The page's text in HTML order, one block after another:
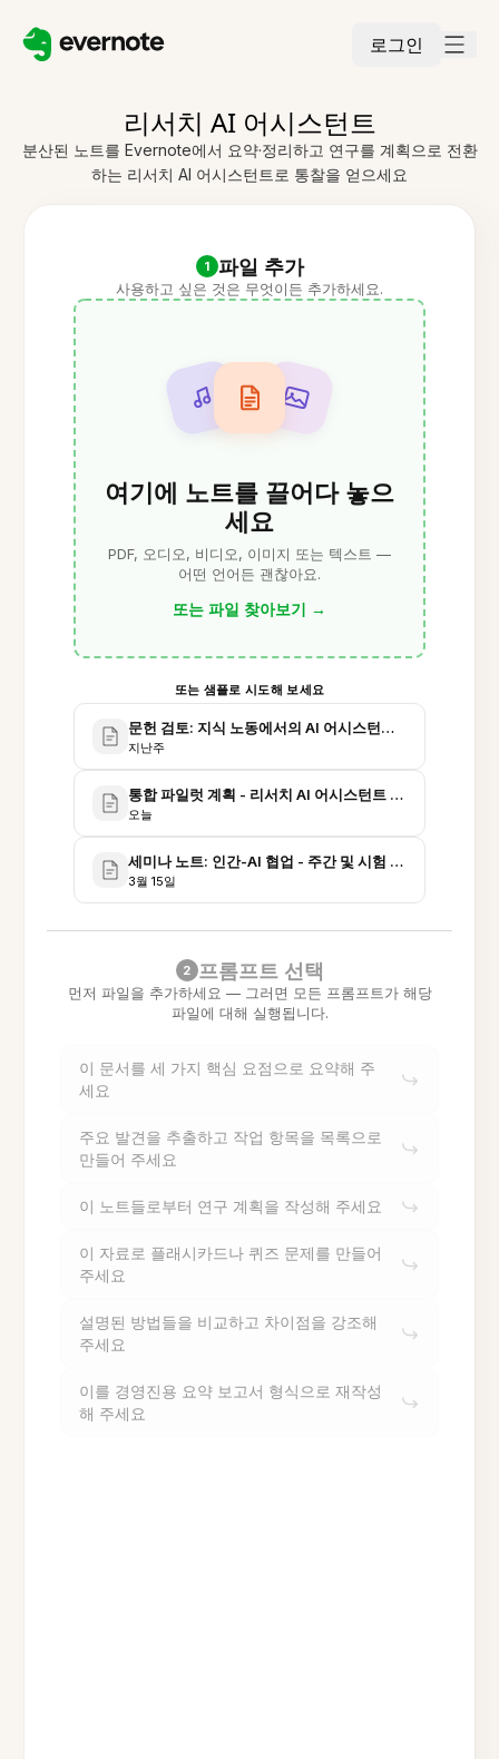
로그인
리서치 AI 어시스턴트
분산된 노트를 Evernote에서 요약·정리하고 연구를 계획으로 전환
하는 리서치 AI 어시스턴트로 통찰을 얻으세요
1 파일 추가
사용하고 싶은 것은 무엇이든 추가하세요.
여기에 노트를 끌어다 놓으
세요
PDF, 오디오, 비디오, 이미지 또는 텍스트 —
어떤 언어든 괜찮아요.
또는 파일 찾아보기 →
또는 샘플로 시도해 보세요
문헌 검토: 지식 노동에서의 AI 어시스턴트 (초안)
지난주
통합 파일럿 계획 - 리서치 AI 어시스턴트 배포
오늘
세미나 노트: 인간-AI 협업 - 주간 및 시험 준비
3월 15일
2 프롬프트 선택
먼저 파일을 추가하세요 — 그러면 모든 프롬프트가 해당
파일에 대해 실행됩니다.
이 문서를 세 가지 핵심 요점으로 요약해 주
세요
주요 발견을 추출하고 작업 항목을 목록으로
만들어 주세요
이 노트들로부터 연구 계획을 작성해 주세요
이 자료로 플래시카드나 퀴즈 문제를 만들어
주세요
설명된 방법들을 비교하고 차이점을 강조해
주세요
이를 경영진용 요약 보고서 형식으로 재작성
해 주세요